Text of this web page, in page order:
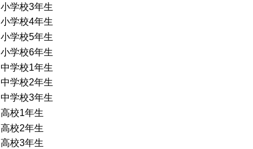
小学校3年生
小学校4年生
小学校5年生
小学校6年生
中学校1年生
中学校2年生
中学校3年生
高校1年生
高校2年生
高校3年生